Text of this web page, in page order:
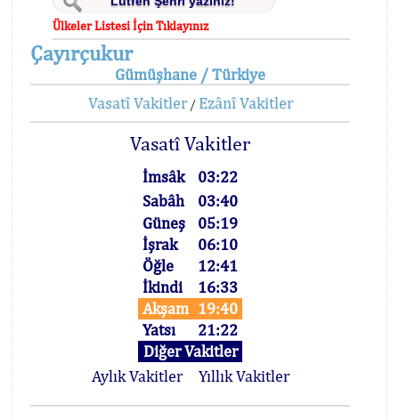
Ülkeler Listesi İçin Tıklayınız
Çayırçukur
Gümüşhane / Türkiye
Vasatî Vakitler/ Ezânî Vakitler
Vasatî Vakitler
İmsâk
03:22
Sabâh
03:40
Güneş
05:19
İşrak
06:10
Öğle
12:41
İkindi
16:33
Akşam 19:40
Yatsı
21:22
Diğer Vakitler
Aylık Vakitler
Yıllık Vakitler